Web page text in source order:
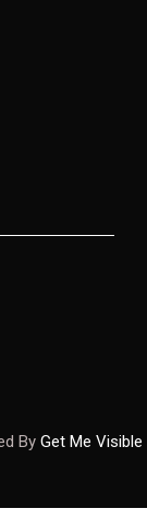
By Get Me Visible